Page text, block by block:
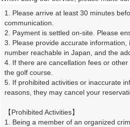
楽天
受付時
1. Please arrive at least 30 minutes
communication.
2. Payment is settled on-site. Please
3. Please provide accurate
number reachable in Japan, and the
4. If there are cancellation fees or
the golf course.
5. If prohibited activities or inaccurate
reasons, they may cancel your
【Prohibited Activities】
1. Being a member of an organized